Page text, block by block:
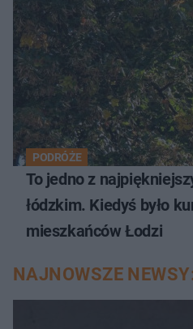
PODRÓŻE
To jedno z
łódzkim. Kiedyś było
mieszkańców Łodzi
NAJNOWSZE